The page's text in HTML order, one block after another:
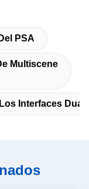
PSA
Multiscene
Interfaces